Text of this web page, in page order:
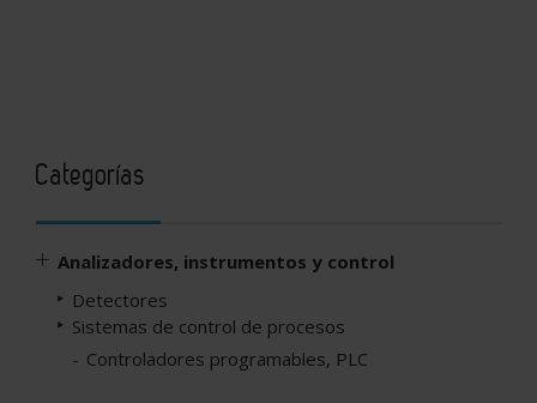
Categorías
Analizadores, instrumentos y control
Detectores
Sistemas de control de procesos
Controladores programables, PLC